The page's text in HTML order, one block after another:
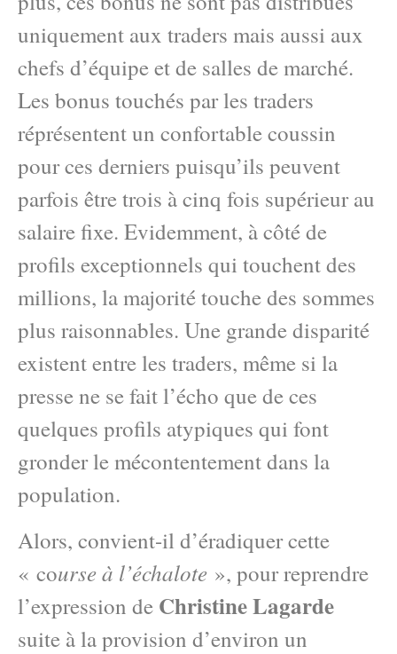
uniquement aux traders mais aussi aux
chefs d’équipe et de salles de marché.
Les bonus touchés par les traders
réprésentent un confortable coussin
pour ces derniers puisqu’ils peuvent
parfois être trois à cinq fois supérieur au
salaire fixe. Evidemment, à côté de
profils exceptionnels qui touchent des
millions, la majorité touche des sommes
plus raisonnables. Une grande disparité
existent entre les traders, même si la
presse ne se fait l’écho que de ces
quelques profils atypiques qui font
gronder le mécontentement dans la
population.
Alors, convient-il d’éradiquer cette
« course à l’échalote », pour reprendre
l’expression de Christine Lagarde
suite à la provision d’environ un